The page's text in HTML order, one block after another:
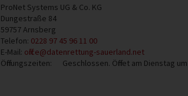
ProNet Systems UG & Co. KG
Dungestraße 84
59757 Arnsberg
Telefon: 0228 97 45 96 11 00
E-Mail: office@datenrettung-sauerland.net
Öffnungszeiten:
Geschlossen. Öffnet am Dienstag